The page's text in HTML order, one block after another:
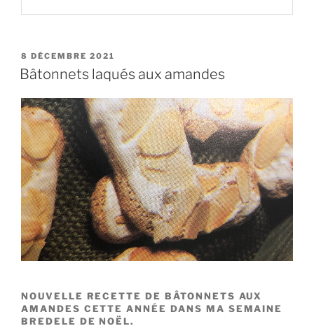
PUBLIÉ
LE
8 DÉCEMBRE 2021
Bâtonnets laqués aux amandes
NOUVELLE RECETTE DE BÂTONNETS AUX
AMANDES CETTE ANNÉE DANS MA SEMAINE
BREDELE DE NOËL.